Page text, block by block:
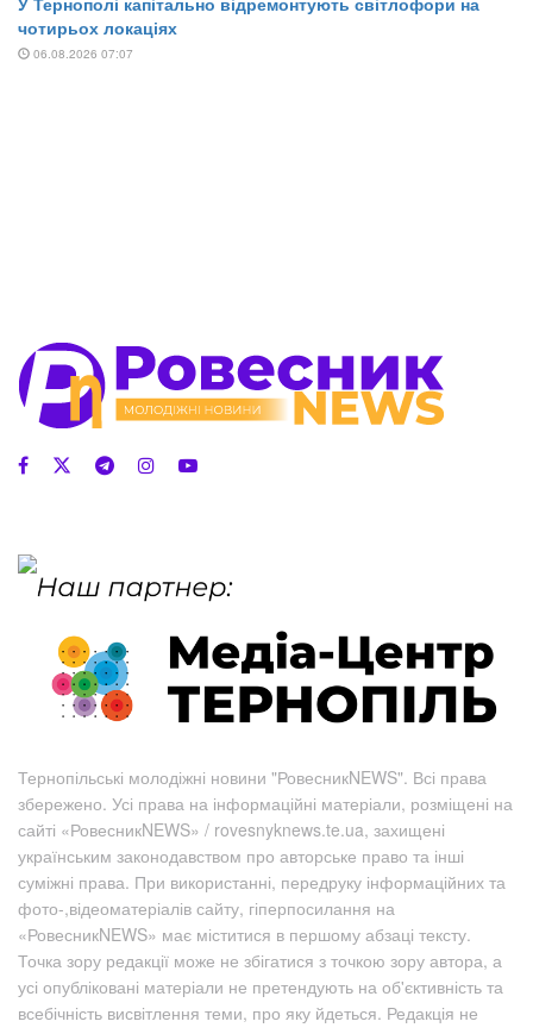
Тернопільські молодіжні новини "РовесникNEWS". Всі права
збережено. Усі права на інформаційні матеріали, розміщені на
сайті «РовесникNEWS» / rovesnyknews.te.ua, захищені
українським законодавством про авторське право та інші
суміжні права. При використанні, передруку інформаційних та
фото-,відеоматеріалів сайту, гіперпосилання на
«РовесникNEWS» має міститися в першому абзаці тексту.
Точка зору редакції може не збігатися з точкою зору автора, а
усі опубліковані матеріали не претендують на об'єктивність та
всебічність висвітлення теми, про яку йдеться. Редакція не